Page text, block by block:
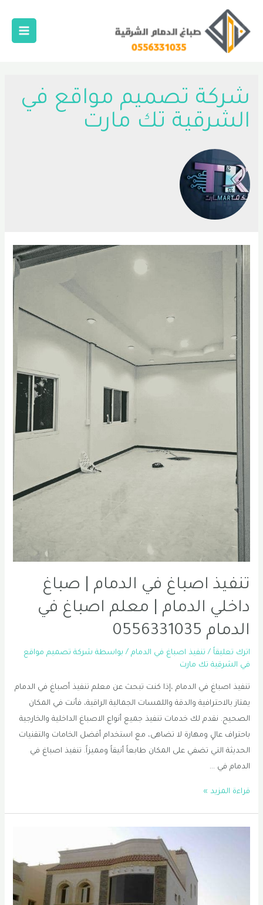
المحتوى
Main
شركة تصميم مواقع في
الشرقية تك مارت
تنفيذ اصباغ في الدمام | صباغ
داخلي الدمام | معلم اصباغ في
الدمام 0556331035
اترك تعليقاً / تنفيذ اصباغ في الدمام / بواسطة شركة تصميم مواقع
في الشرقية تك مارت
تنفيذ اصباغ في الدمام ،إذا كنت تبحث عن معلم تنفيذ أصباغ في الدمام
يمتاز بالاحترافية والدقة واللمسات الجمالية الراقية، فأنت في المكان
الصحيح. نقدم لك خدمات تنفيذ جميع أنواع الاصباغ الداخلية والخارجية
باحتراف عالٍ ومهارة لا تضاهى، مع استخدام أفضل الخامات والتقنيات
الحديثة التي تضفي على المكان طابعاً أنيقاً ومميزاً. تنفيذ اصباغ في
الدمام في …
تنفيذ
قراءة المزيد »